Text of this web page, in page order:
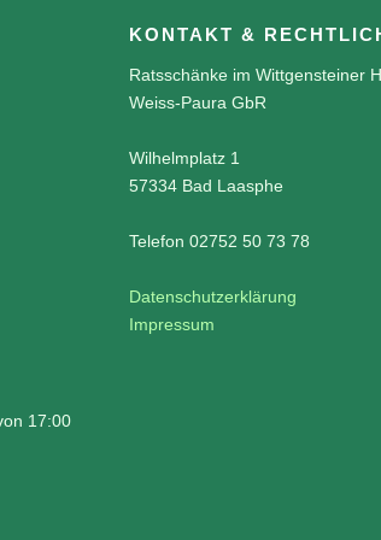
17:00
KONTAKT &
Ratsschänke im Wittgensteiner
Weiss-Paura GbR
Wilhelmplatz 1
57334 Bad Laasphe
Telefon 02752 50 73 78
Datenschutzerklärung
Impressum